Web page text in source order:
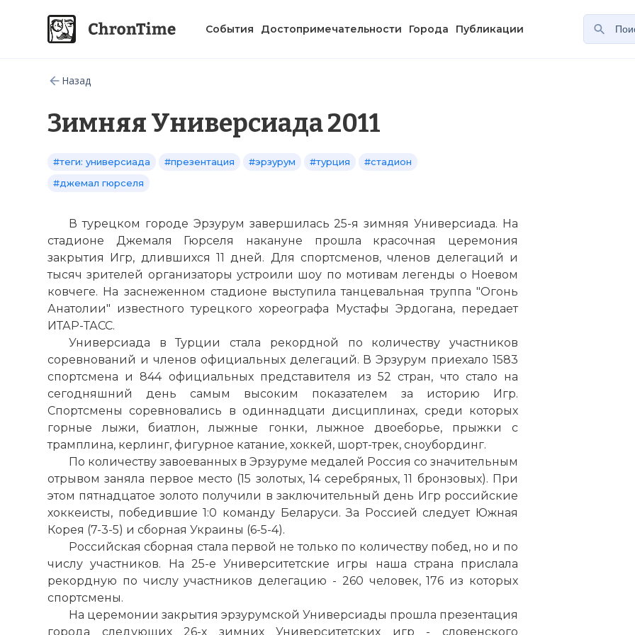
События Достопримечательности Города Публикации
Назад
Зимняя Универсиада 2011
#теги: универсиада #презентация #эрзурум #турция
#стадион
#джемал гюрселя
В турецком городе Эрзурум завершилась 25-я зимняя Универсиада. На
стадионе Джемаля Гюрселя накануне прошла красочная церемония
закрытия Игр, длившихся 11 дней. Для спортсменов, членов делегаций и
тысяч зрителей организаторы устроили шоу по мотивам легенды о Ноевом
ковчеге. На заснеженном стадионе выступила танцевальная труппа "Огонь
Анатолии" известного турецкого хореографа Мустафы Эрдогана, передает
ИТАР-ТАСС.
Универсиада в Турции стала рекордной по количеству участников
соревнований и членов официальных делегаций. В Эрзурум приехало 1583
спортсмена и 844 официальных представителя из 52 стран, что стало на
сегодняшний день самым высоким показателем за историю Игр.
Спортсмены соревновались в одиннадцати дисциплинах, среди которых
горные лыжи, биатлон, лыжные гонки, лыжное двоеборье, прыжки с
трамплина, керлинг, фигурное катание, хоккей, шорт-трек, сноубординг.
По количеству завоеванных в Эрзуруме медалей Россия со значительным
отрывом заняла первое место (15 золотых, 14 серебряных, 11 бронзовых). При
этом пятнадцатое золото получили в заключительный день Игр российские
хоккеисты, победившие 1:0 команду Беларуси. За Россией следует Южная
Корея (7-3-5) и сборная Украины (6-5-4).
Российская сборная стала первой не только по количеству побед, но и по
числу участников. На 25-е Университетские игры наша страна прислала
рекордную по числу участников делегацию - 260 человек, 176 из которых
спортсмены.
На церемонии закрытия эрзурумской Универсиады прошла презентация
города следующих 26-х зимних Университетских игр - словенского